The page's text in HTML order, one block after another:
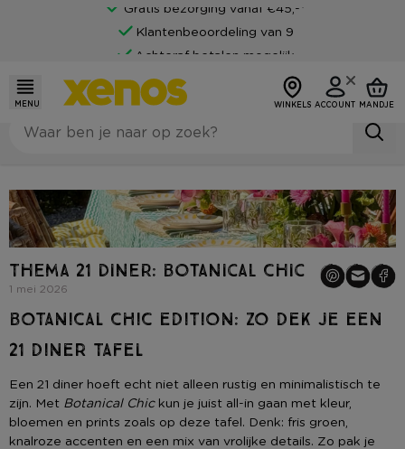
Gratis bezorging vanaf €45,-*
Klantenbeoordeling van 9
Achteraf betalen mogelijk
MENU WINKELS ACCOUNT MANDJE
Thema 21 diner: Botanical Chic
1 mei 2026
BOTANICAL CHIC EDITION: ZO DEK JE EEN
21 DINER TAFEL
Een 21 diner hoeft echt niet alleen rustig en minimalistisch te
zijn. Met Botanical Chickun je juist all-in gaan met kleur,
bloemen en prints zoals op deze tafel. Denk: fris groen,
knalroze accenten en een mix van vrolijke details. Zo pak je